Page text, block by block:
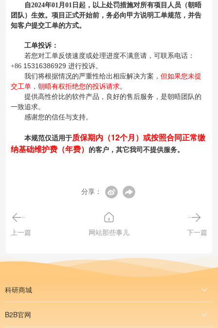
自2024年01月01日起，以上处罚措施对所有项目人员（朝晤
团队）生效。项目正式开始前，务必向甲方说明工单规范，并告
知客户提交工单的方式。
工单投诉：
若您对工单反馈速度或处理进度不满意请，可联系电话：
+86 15316386929 进行投诉。
我们将根据情况的严重性给出相应解决方案， 但如果您未提
交工单，朝晤有权拒绝您的投诉请求。
提供高性价比的软件产品，良好的售后服务，是朝晤团队的
一致追求。
感谢您的信任与支持。
本规范仅适用于质保期内（12个月）或按照合同正常缴
纳基础维护费（年费）
的客户，其它我司不提供服务。
分享：
上一篇 网站那些事儿 下一篇
科研商城
B2B官网